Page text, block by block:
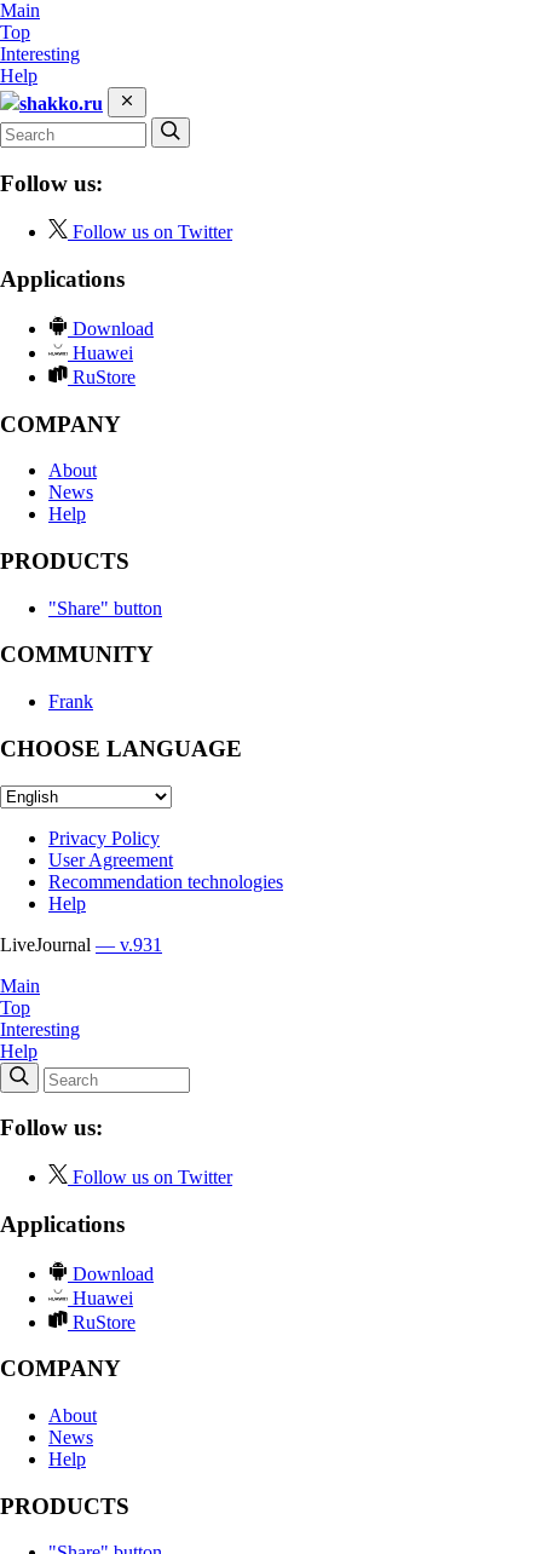
Main
Top
Interesting
Help
shakko.ru
Follow us:
Follow us on Twitter
Applications
Download
Huawei
RuStore
COMPANY
About
News
Help
PRODUCTS
"Share" button
COMMUNITY
Frank
CHOOSE LANGUAGE
Privacy Policy
User Agreement
Recommendation technologies
Help
LiveJournal — v.931
Main
Top
Interesting
Help
Follow us:
Follow us on Twitter
Applications
Download
Huawei
RuStore
COMPANY
About
News
Help
PRODUCTS